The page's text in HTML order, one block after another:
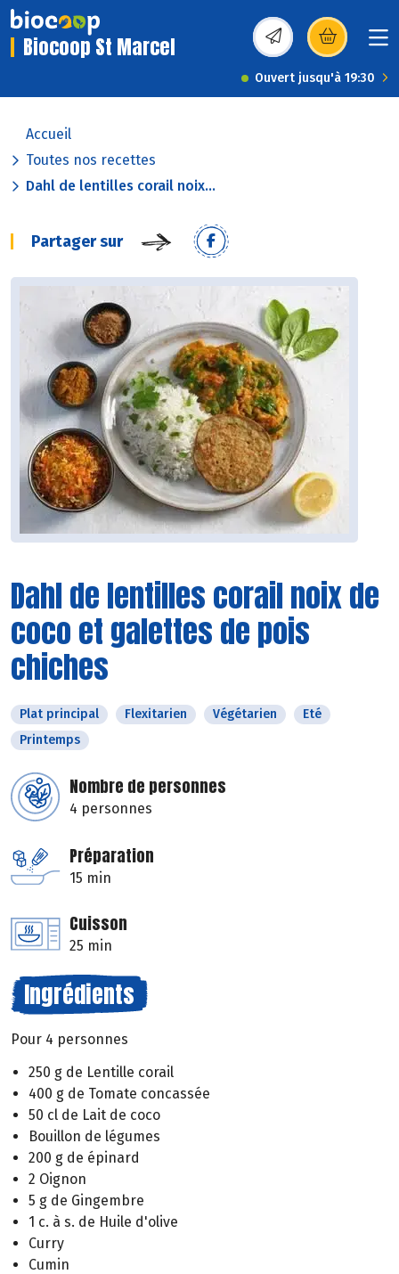
Biocoop St Marcel (s’ouvre dans une
Ouvert jusqu'à 19:30
Accueil
Toutes nos recettes
Dahl de lentilles corail noix...
Partager sur
Dahl de lentilles corail noix de
coco et galettes de pois
chiches
Plat principal Flexitarien Végétarien
Eté
Printemps
Nombre de personnes
4 personnes
Préparation
15 min
Cuisson
25 min
Ingrédients
Pour 4 personnes
250 g de Lentille corail
400 g de Tomate concassée
50 cl de Lait de coco
Bouillon de légumes
200 g de épinard
2 Oignon
5 g de Gingembre
1 c. à s. de Huile d'olive
Curry
Cumin